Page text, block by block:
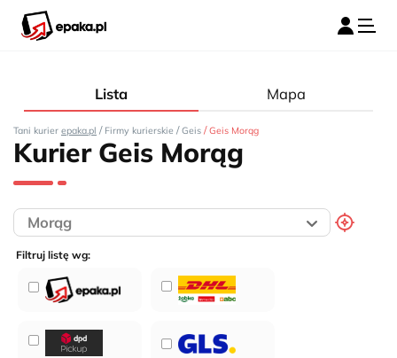
Lista Mapa
Tani kurier epaka.pl / Firmy kurierskie / Geis / Geis Morąg
Kurier Geis Morąg
Filtruj listę wg: